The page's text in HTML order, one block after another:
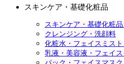
スキンケア・基礎化粧品
スキンケア・基礎化粧
クレンジング・洗顔料
化粧水・フェイスミス
乳液・美容液・フェイ